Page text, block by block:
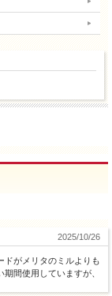
2025/10/26
ドがメリタのミルよりも
間使用していますが、